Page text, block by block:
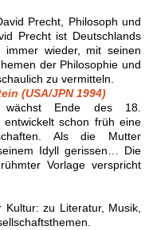
Precht, Philosoph und
Precht ist Deutschlands
immer wieder, mit seinen
der Philosophie und
zu vermitteln.
(USA/JPN 1994)
wächst Ende des 18.
schon früh eine
Als die Mutter
Idyll gerissen… Die
Vorlage verspricht
zu Literatur, Musik,